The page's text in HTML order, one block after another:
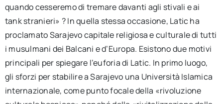
quando cesseremo di tremare davanti agli stivali e ai
tank stranieri» ? In quella stessa occasione, Latic ha
proclamato Sarajevo capitale religiosa e culturale di tutti
i musulmani dei Balcani e d’Europa. Esistono due motivi
principali per spiegare l’euforia di Latic. In primo luogo,
gli sforzi per stabilire a Sarajevo una Università Islamica
internazionale, come punto focale della «rivoluzione